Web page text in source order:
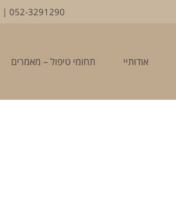
052-3291290
|
אודותיי תחומי טיפול – מאמרים